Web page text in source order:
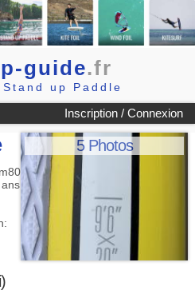
guide.fr
up Paddle
Inscription / Connexion
5 Photos